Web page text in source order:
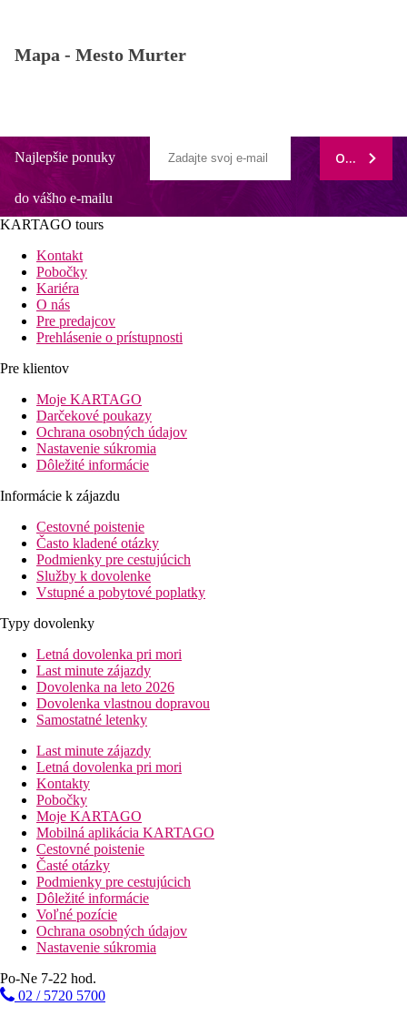
Mapa - Mesto Murter
Najlepšie ponuky
do vášho e-mailu
ODOBERAŤ
KARTAGO tours
Kontakt
Pobočky
Kariéra
O nás
Pre predajcov
Prehlásenie o prístupnosti
Pre klientov
Moje KARTAGO
Darčekové poukazy
Ochrana osobných údajov
Nastavenie súkromia
Dôležité informácie
Informácie k zájazdu
Cestovné poistenie
Často kladené otázky
Podmienky pre cestujúcich
Služby k dovolenke
Vstupné a pobytové poplatky
Typy dovolenky
Letná dovolenka pri mori
Last minute zájazdy
Dovolenka na leto 2026
Dovolenka vlastnou dopravou
Samostatné letenky
Last minute zájazdy
Letná dovolenka pri mori
Kontakty
Pobočky
Moje KARTAGO
Mobilná aplikácia KARTAGO
Cestovné poistenie
Časté otázky
Podmienky pre cestujúcich
Dôležité informácie
Voľné pozície
Ochrana osobných údajov
Nastavenie súkromia
Po-Ne 7-22 hod.
02 / 5720 5700